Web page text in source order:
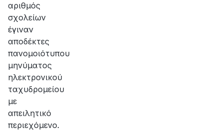
αριθμός
σχολείων
έγιναν
αποδέκτες
πανομοιότυπου
μηνύματος
ηλεκτρονικού
ταχυδρομείου
με
απειλητικό
περιεχόμενο.